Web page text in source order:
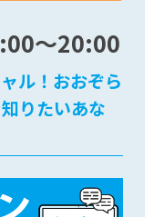
〜20:00
ル！おおぞら
りたいあな